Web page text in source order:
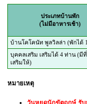
ประเภทบ้านพัก
(ไม่มีอาหารเช้า)
บ้านโคโคนัท พูลวิลล่า (พักได้
บุคคลเสริม เสริมได้ 4 ท่าน (มี
เสริมให้)
หมายเหตุ